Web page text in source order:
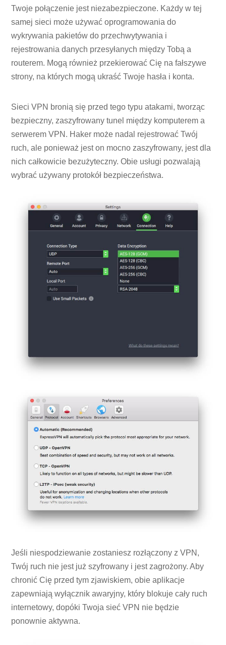
Twoje połączenie jest niezabezpieczone. Każdy w tej
samej sieci może używać oprogramowania do
wykrywania pakietów do przechwytywania i
rejestrowania danych przesyłanych między Tobą a
routerem. Mogą również przekierować Cię na fałszywe
strony, na których mogą ukraść Twoje hasła i konta.
Sieci VPN bronią się przed tego typu atakami, tworząc
bezpieczny, zaszyfrowany tunel między komputerem a
serwerem VPN. Haker może nadal rejestrować Twój
ruch, ale ponieważ jest on mocno zaszyfrowany, jest dla
nich całkowicie bezużyteczny. Obie usługi pozwalają
wybrać używany protokół bezpieczeństwa.
Jeśli niespodziewanie zostaniesz rozłączony z VPN,
Twój ruch nie jest już szyfrowany i jest zagrożony. Aby
chronić Cię przed tym zjawiskiem, obie aplikacje
zapewniają wyłącznik awaryjny, który blokuje cały ruch
internetowy, dopóki Twoja sieć VPN nie będzie
ponownie aktywna.